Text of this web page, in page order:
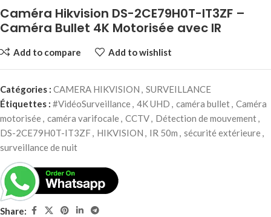
Caméra Hikvision DS-2CE79H0T-IT3ZF –
Caméra Bullet 4K Motorisée avec IR
Add to compare Add to wishlist
Catégories : CAMERA HIKVISION , SURVEILLANCE
Étiquettes : #VidéoSurveillance, 4K UHD , caméra bullet, Caméra
motorisée, caméra varifocale, CCTV, Détection de mouvement,
DS-2CE79H0T-IT3ZF, HIKVISION , IR 50m , sécurité extérieure,
surveillance de nuit
Share: